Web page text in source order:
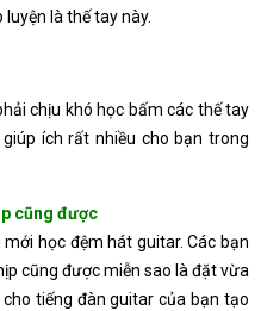
là thế tay này.
chịu khó học bấm các thế tay
ích rất nhiều cho bạn trong
cũng được
học đệm hát guitar. Các bạn
cũng được miễn sao là đặt vừa
tiếng đàn guitar của bạn tạo